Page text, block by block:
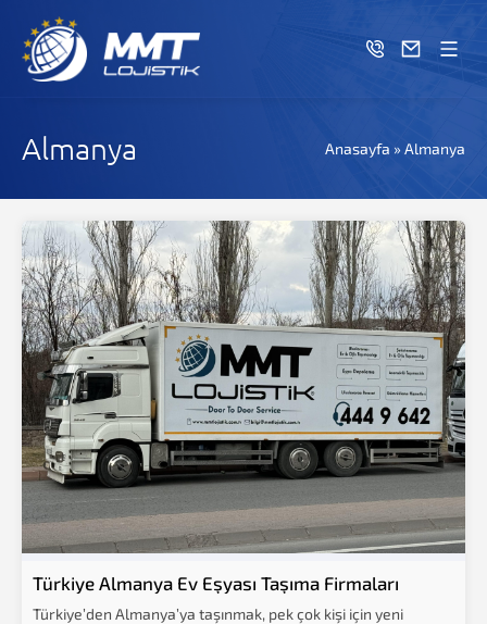
Almanya Anasayfa »Almanya
Türkiye Almanya Ev Eşyası Taşıma Firmaları
Türkiye’den Almanya’ya taşınmak, pek çok kişi için yeni